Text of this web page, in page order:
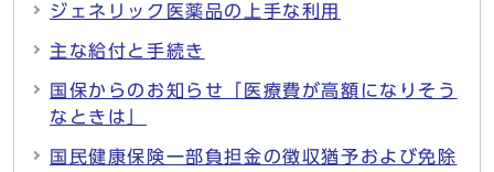
ジェネリック医薬品の上手な利用
主な給付と手続き
国保からのお知らせ「医療費が高額になりそう
なときは」
国民健康保険一部負担金の徴収猶予および免除